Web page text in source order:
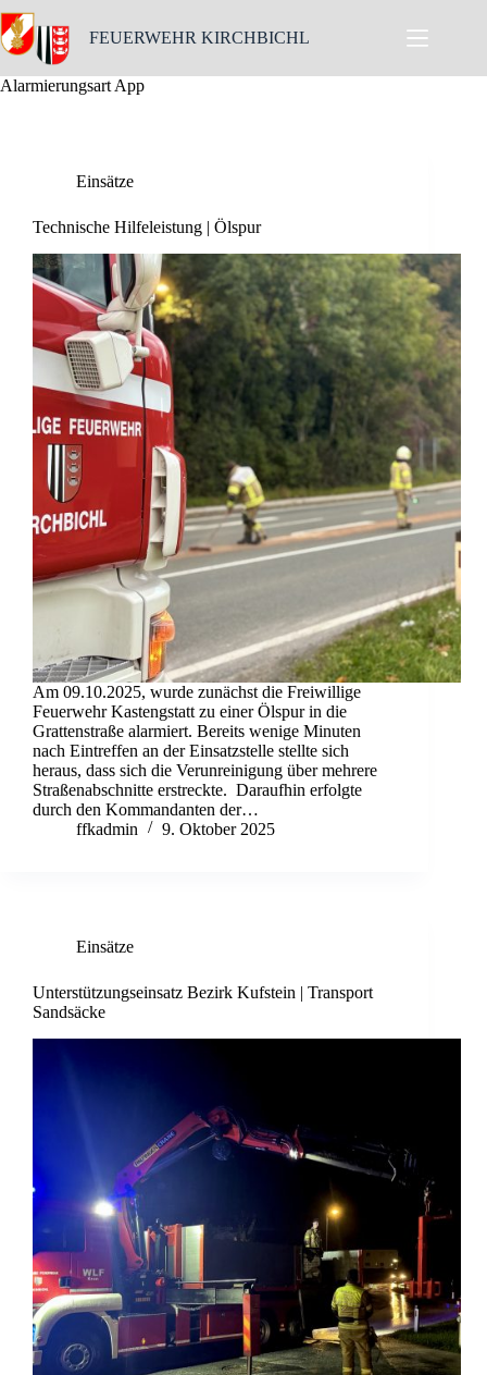
Skip
to
content
FEUERWEHR KIRCHBICHL
Alarmierungsart App
Einsätze
Technische Hilfeleistung | Ölspur
Am 09.10.2025, wurde zunächst die Freiwillige
Feuerwehr Kastengstatt zu einer Ölspur in die
Grattenstraße alarmiert. Bereits wenige Minuten
nach Eintreffen an der Einsatzstelle stellte sich
heraus, dass sich die Verunreinigung über mehrere
Straßenabschnitte erstreckte. Daraufhin erfolgte
durch den Kommandanten der…
ffkadmin
9. Oktober 2025
Einsätze
Unterstützungseinsatz Bezirk Kufstein | Transport
Sandsäcke